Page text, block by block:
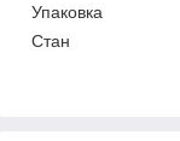
Упаковка
Стан